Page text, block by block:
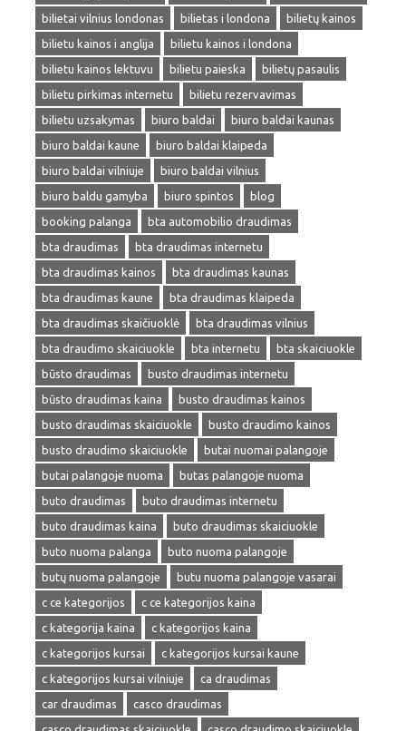
bilietai vilnius londonas
bilietas i londona
bilietų kainos
bilietu kainos i anglija
bilietu kainos i londona
bilietu kainos lektuvu
bilietu paieska
bilietų pasaulis
bilietu pirkimas internetu
bilietu rezervavimas
bilietu uzsakymas
biuro baldai
biuro baldai kaunas
biuro baldai kaune
biuro baldai klaipeda
biuro baldai vilniuje
biuro baldai vilnius
biuro baldu gamyba
biuro spintos
blog
booking palanga
bta automobilio draudimas
bta draudimas
bta draudimas internetu
bta draudimas kainos
bta draudimas kaunas
bta draudimas kaune
bta draudimas klaipeda
bta draudimas skaičiuoklė
bta draudimas vilnius
bta draudimo skaiciuokle
bta internetu
bta skaiciuokle
būsto draudimas
busto draudimas internetu
būsto draudimas kaina
busto draudimas kainos
busto draudimas skaiciuokle
busto draudimo kainos
busto draudimo skaiciuokle
butai nuomai palangoje
butai palangoje nuoma
butas palangoje nuoma
buto draudimas
buto draudimas internetu
buto draudimas kaina
buto draudimas skaiciuokle
buto nuoma palanga
buto nuoma palangoje
butų nuoma palangoje
butu nuoma palangoje vasarai
c ce kategorijos
c ce kategorijos kaina
c kategorija kaina
c kategorijos kaina
c kategorijos kursai
c kategorijos kursai kaune
c kategorijos kursai vilniuje
ca draudimas
car draudimas
casco draudimas